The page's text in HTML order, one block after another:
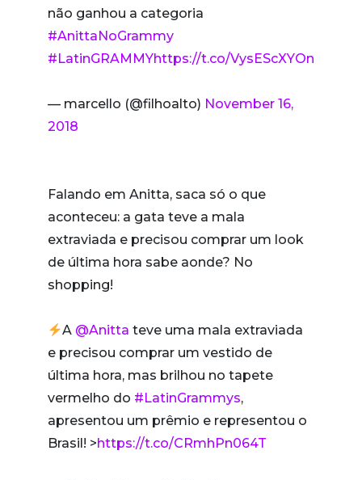
não ganhou a categoria
#AnittaNoGrammy
#LatinGRAMMYhttps://t.co/VysEScXYOn
— marcello (@filhoalto) November 16,
2018
Falando em Anitta, saca só o que
aconteceu: a gata teve a mala
extraviada e precisou comprar um look
de última hora sabe aonde? No
shopping!
A @Anitta teve uma mala extraviada
e precisou comprar um vestido de
última hora, mas brilhou no tapete
vermelho do #LatinGrammys,
apresentou um prêmio e representou o
Brasil! >https://t.co/CRmhPn064T